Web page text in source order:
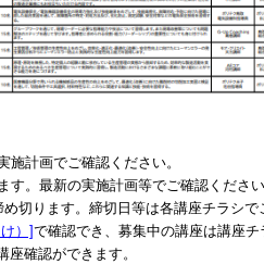
計画でご確認ください。
。最新の実施計画等でご確認ください
切ります。締切日等は各講座チラシで
）]で確認でき、募集中の講座は講座チ
座確認ができます。